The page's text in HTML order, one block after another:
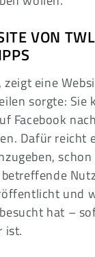
VON
eine
sorgte: Sie
Facebook
Dafür reicht
und
hat –
ist.